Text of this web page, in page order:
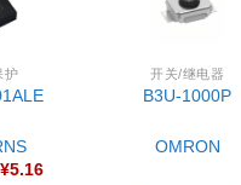
护
¥5.16
开关/继电器
B3U-1000P
OMRON